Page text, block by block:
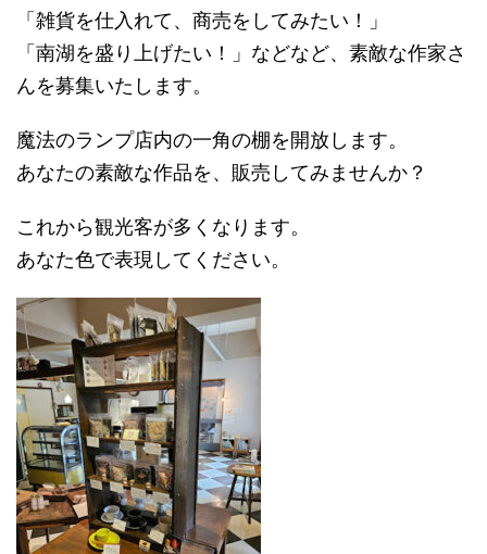
「雑貨を仕入れて、商売をしてみたい！」
「南湖を盛り上げたい！」などなど、素敵な作家さ
んを募集いたします。
魔法のランプ店内の一角の棚を開放します。
あなたの素敵な作品を、販売してみませんか？
これから観光客が多くなります。
あなた色で表現してください。